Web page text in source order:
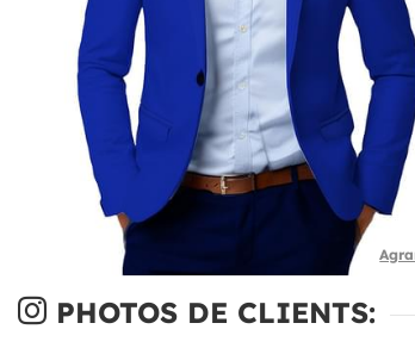
PHOTOS DE CLIENTS: